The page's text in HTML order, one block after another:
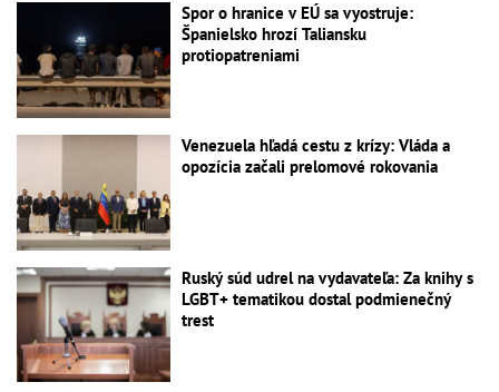
Spor o hranice v EÚ sa vyostruje:
Španielsko hrozí Taliansku
protiopatreniami
Venezuela hľadá cestu z krízy: Vláda a
opozícia začali prelomové rokovania
Ruský súd udrel na vydavateľa: Za knihy s
LGBT+ tematikou dostal podmienečný
trest